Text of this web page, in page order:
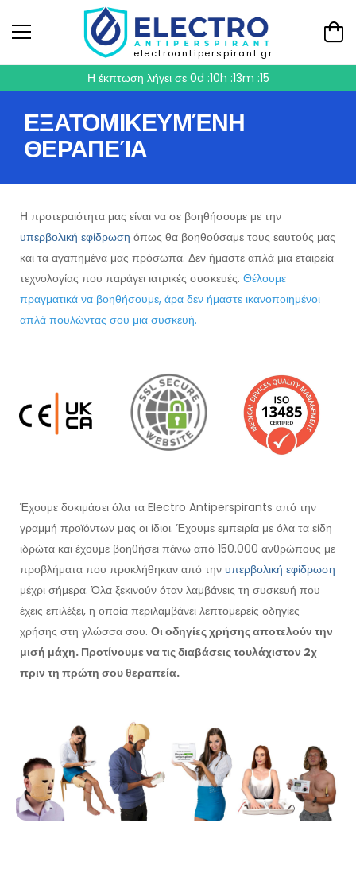
electroantiperspirant.gr
Η έκπτωση λήγει σε 0d :10h :13m :15
ΕΞΑΤΟΜΙΚΕΥΜΈΝΗ
ΘΕΡΑΠΕΊΑ
Η προτεραιότητα μας είναι να σε βοηθήσουμε με την
υπερβολική εφίδρωση όπως θα βοηθούσαμε τους εαυτούς μας
και τα αγαπημένα μας πρόσωπα. Δεν ήμαστε απλά μια εταιρεία
τεχνολογίας που παράγει ιατρικές συσκευές. Θέλουμε
πραγματικά να βοηθήσουμε, άρα δεν ήμαστε ικανοποιημένοι
απλά πουλώντας σου μια συσκευή.
Έχουμε δοκιμάσει όλα τα Electro Antiperspirants από την
γραμμή προϊόντων μας οι ίδιοι. Έχουμε εμπειρία με όλα τα είδη
ιδρώτα και έχουμε βοηθήσει πάνω από 150.000 ανθρώπους με
προβλήματα που προκλήθηκαν από την υπερβολική εφίδρωση
μέχρι σήμερα. Όλα ξεκινούν όταν λαμβάνεις τη συσκευή που
έχεις επιλέξει, η οποία περιλαμβάνει λεπτομερείς οδηγίες
χρήσης στη γλώσσα σου. Οι οδηγίες χρήσης αποτελούν την
μισή μάχη. Προτίνουμε να τις διαβάσεις τουλάχιστον 2χ
πριν τη πρώτη σου θεραπεία.